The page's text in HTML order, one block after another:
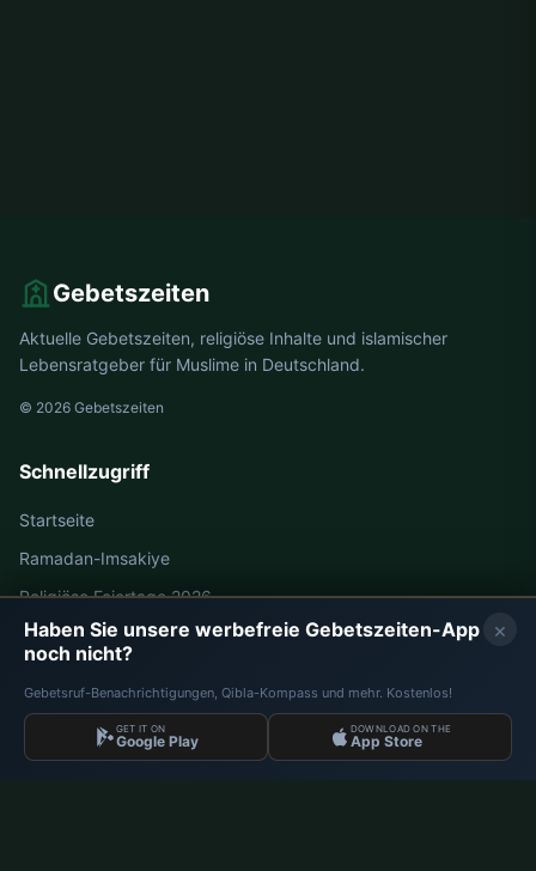
Gebetszeiten
Aktuelle Gebetszeiten, religiöse Inhalte und islamischer
Lebensratgeber für Muslime in Deutschland.
© 2026 Gebetszeiten
Schnellzugriff
Startseite
Ramadan-Imsakiye
Religiöse Feiertage 2026
Gebetszeiten Berlin
Gebetszeiten Hamburg
×
Haben Sie unsere werbefreie Gebetszeiten-App
noch nicht?
Gebetsruf-Benachrichtigungen, Qibla-Kompass und mehr. Kostenlos!
GET IT ON
Google Play
DOWNLOAD ON THE
App Store